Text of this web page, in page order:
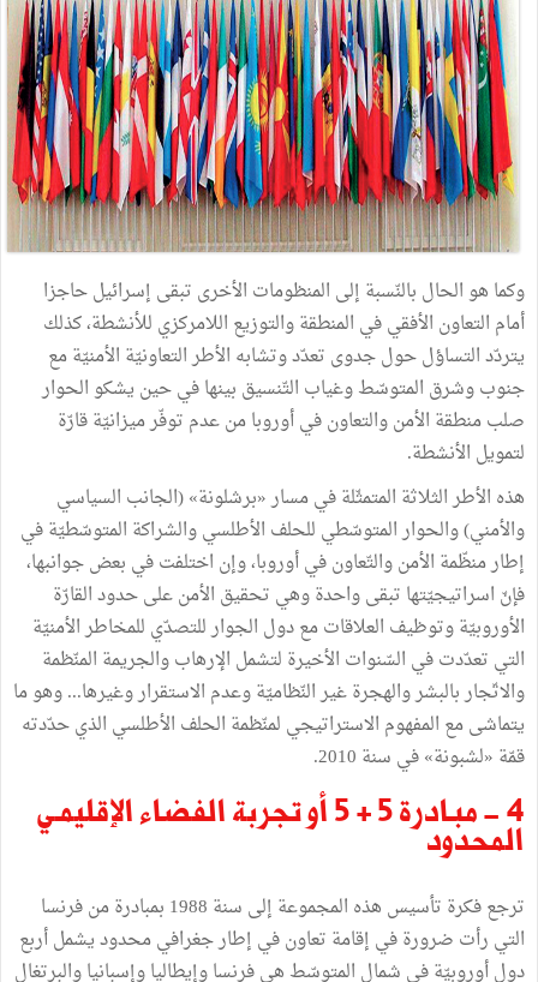
وكما هو الحال بالنّسبة إلى المنظومات الأخرى تبقى إسرائيل حاجزا
أمام التعاون الأفقي في المنطقة والتوزيع اللامركزي للأنشطة، كذلك
يتردّد التساؤل حول جدوى تعدّد وتشابه الأطر التعاونيّة الأمنيّة مع
جنوب وشرق المتوسّط وغياب التّنسيق بينها في حين يشكو الحوار
صلب منطقة الأمن والتعاون في أوروبا من عدم توفّر ميزانيّة قارّة
لتمويل الأنشطة.
هذه الأطر الثلاثة المتمثّلة في مسار «برشلونة» (الجانب السياسي
والأمني) والحوار المتوسّطي للحلف الأطلسي والشراكة المتوسّطيّة في
إطار منظّمة الأمن والتّعاون في أوروبا، وإن اختلفت في بعض جوانبها،
فإنّ اسراتيجيّتها تبقى واحدة وهي تحقيق الأمن على حدود القارّة
الأوروبيّة وتوظيف العلاقات مع دول الجوار للتصدّي للمخاطر الأمنيّة
التي تعدّدت في السّنوات الأخيرة لتشمل الإرهاب والجريمة المنّظمة
والاتّجار بالبشر والهجرة غير النّظاميّة وعدم الاستقرار وغيرها... وهو ما
يتماشى مع المفهوم الاستراتيجي لمنّظمة الحلف الأطلسي الذي حدّدته
قمّة «لشبونة» في سنة 2010.
4 - مبـادرة 5 + 5 أو تجربة الفضاء الإقليمـي
المحدود
ترجع فكرة تأسيس هذه المجموعة إلى سنة 1988 بمبادرة من فرنسا
التي رأت ضرورة في إقامة تعاون في إطار جغرافي محدود يشمل أربع
دول أوروبيّة في شمال المتوسّط هي فرنسا وإيطاليا وإسبانيا والبرتغال